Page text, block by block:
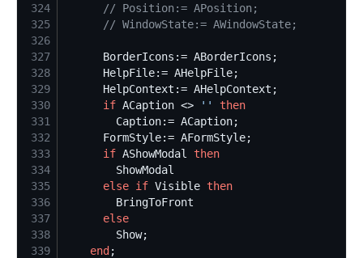
324
// Position:= APosition;
325
// WindowState:= AWindowState;
326
327
328
329
330
if ACaption <> ' '
then
331
332
333
if AShowModal then
334
335
else if Visible then
336
337
else
338
339
end